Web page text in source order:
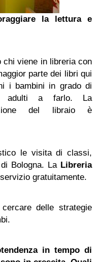
la lettura e
chi viene in libreria con
parte dei libri qui
i bambini in grado di
adulti a farlo. La
del libraio è
le visita di classi,
Bologna. La Libreria
gratuitamente.
delle strategie
in tempo di